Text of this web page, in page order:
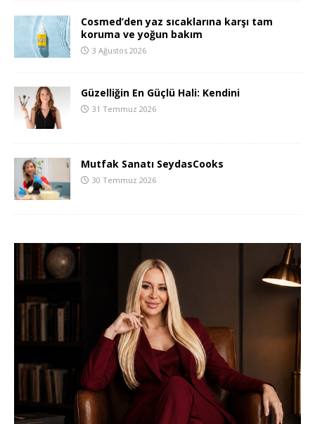
Cosmed’den yaz sıcaklarına karşı tam
koruma ve yoğun bakım
3 Ağustos 2026
Güzelliğin En Güçlü Hali: Kendini
31 Temmuz 2026
Mutfak Sanatı SeydasCooks
30 Temmuz 2026